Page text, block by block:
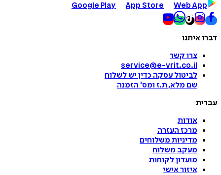
Google Play
App Store Web App
דברו איתנו
צרו קשר
service@e-vrit.co.il
לביטול עסקה כדין יש לשלוח
שם מלא, ת.ז ומס' הזמנה
עברית
אודות
מרכז העזרה
מדיניות משלוחים
מעקב משלוח
מועדון לקוחות
איזור אישי